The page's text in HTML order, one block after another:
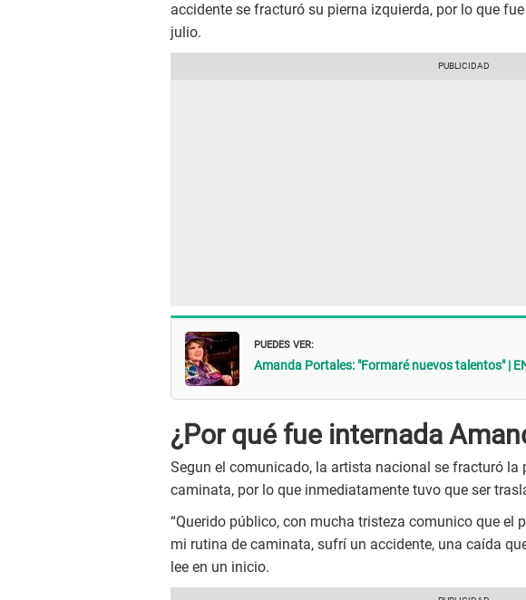
accidente se fracturó su pierna izquierda, por lo que
julio.
PUEDES VER:
Amanda Portales: "Formaré nuevos talentos" |
¿Por qué fue internada
Segun el comunicado, la artista nacional se fracturó
caminata, por lo que inmediatamente tuvo que ser
“Querido público, con mucha tristeza comunico que el
mi rutina de caminata, sufrí un accidente, una caída
lee en un inicio.